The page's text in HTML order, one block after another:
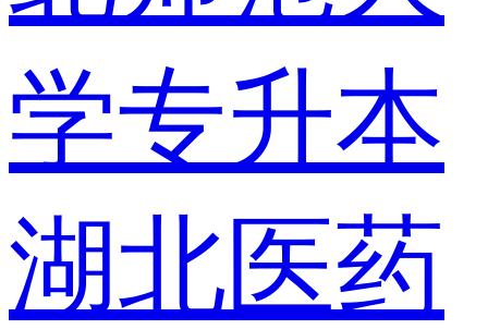
学专升本
湖北医药